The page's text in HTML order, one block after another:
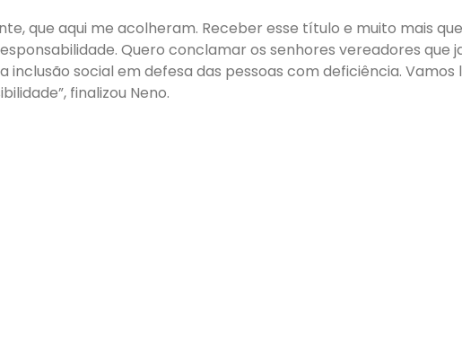
que aqui me acolheram. Receber esse título e muito mais que
Quero conclamar os senhores vereadores que
inclusão social em defesa das pessoas com deficiência. Vamos
finalizou Neno.